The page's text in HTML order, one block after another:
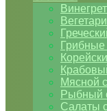
Винегрет
Мясной
Рыбный
Салаты